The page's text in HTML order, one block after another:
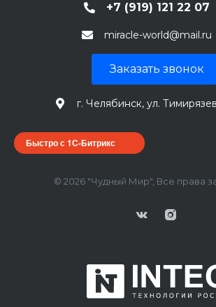
+7 (919) 121 22 07
miracle-world@mail.ru
Заказать звонок
г. Челябинск, ул.
Быстро с 1С-Битрикс
© 2026 "Чудный Мир", Все права